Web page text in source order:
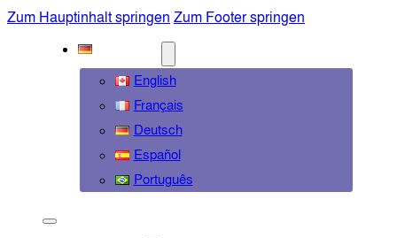
Zum Hauptinhalt springen Zum Footer springen
English
Français
Deutsch
Español
Português